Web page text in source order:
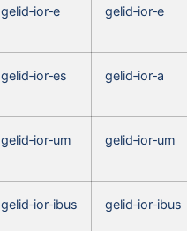
gelid‑ior‑e gelid‑ior‑e
gelid‑ior‑es gelid‑ior‑a
gelid‑ior‑um gelid‑ior‑um
gelid‑ior‑ibus gelid‑ior‑ibus